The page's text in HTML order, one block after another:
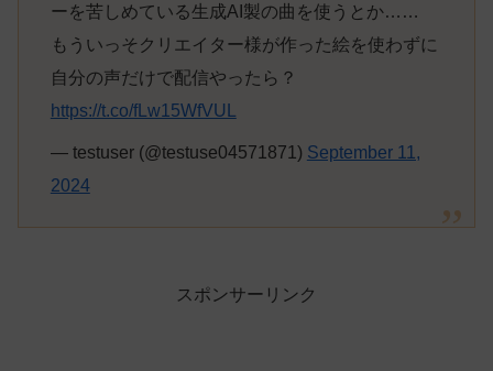
ーを苦しめている生成AI製の曲を使うとか……
もういっそクリエイター様が作った絵を使わずに
自分の声だけで配信やったら？
https://t.co/fLw15WfVUL
— testuser (@testuse04571871) September 11,
2024
スポンサーリンク